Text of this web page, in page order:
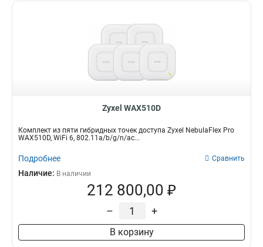
Zyxel WAX510D
Комплект из пяти гибридных точек доступа Zyxel NebulaFlex Pro
WAX510D, WiFi 6, 802.11a/b/g/n/ac...
Подробнее Сравнить
Наличие: В наличии
212 800,00 ₽
– +
В корзину